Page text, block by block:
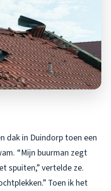
dak in Duindorp toen een
“Mijn buurman zegt
spuiten,” vertelde ze.
Toen ik het